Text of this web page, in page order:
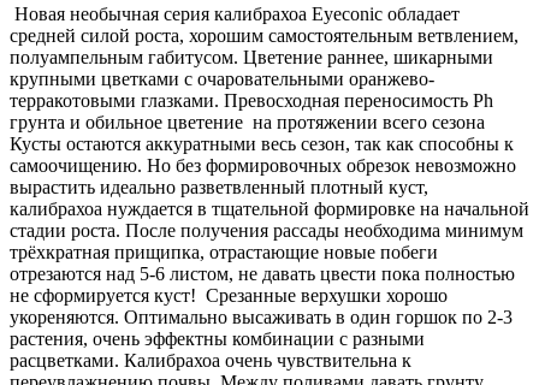
Новая необычная серия калибрахоа Eyeconic обладает
средней силой роста, хорошим самостоятельным ветвлением,
полуампельным габитусом. Цветение раннее, шикарными
крупными цветками с очаровательными оранжево-
терракотовыми глазками. Превосходная переносимость Ph
грунта и обильное цветение на протяжении всего сезона
Кусты остаются аккуратными весь сезон, так как способны к
самоочищению. Но без формировочных обрезок невозможно
вырастить идеально разветвленный плотный куст,
калибрахоа нуждается в тщательной формировке на начальной
стадии роста. После получения рассады необходима минимум
трёхкратная прищипка, отрастающие новые побеги
отрезаются над 5-6 листом, не давать цвести пока полностью
не сформируется куст! Срезанные верхушки хорошо
укореняются. Оптимально высаживать в один горшок по 2-3
растения, очень эффектны комбинации с разными
расцветками. Калибрахоа очень чувствительна к